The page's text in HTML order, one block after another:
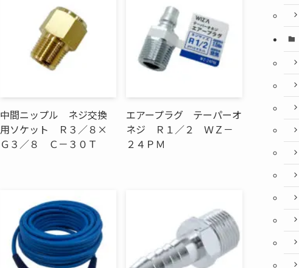
中間ニップル ネジ交換
用ソケット Ｒ３／８×
Ｇ３／８ Ｃ－３０Ｔ
エアープラグ テーパーオ
ネジ Ｒ１／２ ＷＺ－
２４ＰＭ